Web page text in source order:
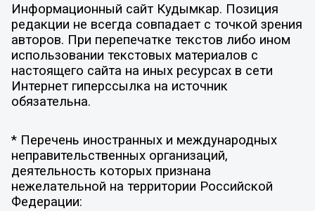
Информационный сайт Кудымкар. Позиция
редакции не всегда совпадает с точкой зрения
авторов. При перепечатке текстов либо ином
использовании текстовых материалов с
настоящего сайта на иных ресурсах в сети
Интернет гиперссылка на источник
обязательна.
* Перечень иностранных и международных
неправительственных организаций,
деятельность которых признана
нежелательной на территории Российской
Федерации: